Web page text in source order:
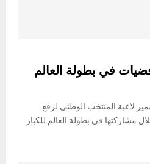
سمير تحصد 3 فضيات في بطولة العالم
لاعبة المنتخب الوطني لرفع
فضية خلال مشاركتها في بطولة العالم للكبار